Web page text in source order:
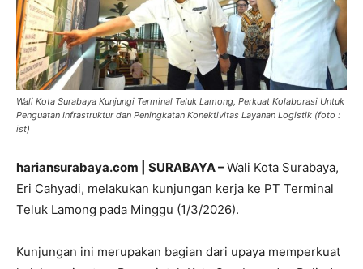
Wali Kota Surabaya Kunjungi Terminal Teluk Lamong, Perkuat Kolaborasi Untuk
Penguatan Infrastruktur dan Peningkatan Konektivitas Layanan Logistik (foto :
ist)
hariansurabaya.com | SURABAYA –Wali Kota Surabaya,
Eri Cahyadi, melakukan kunjungan kerja ke PT Terminal
Teluk Lamong pada Minggu (1/3/2026).
Kunjungan ini merupakan bagian dari upaya memperkuat